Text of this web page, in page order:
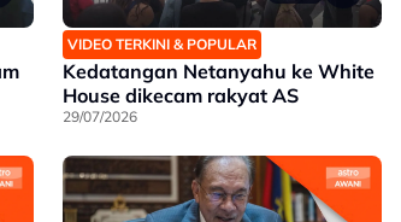
VIDEO TERKINI & POPULAR
Kedatangan Netanyahu ke White
House dikecam rakyat AS
29/07/2026